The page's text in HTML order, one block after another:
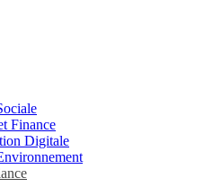
Finance
Digitale